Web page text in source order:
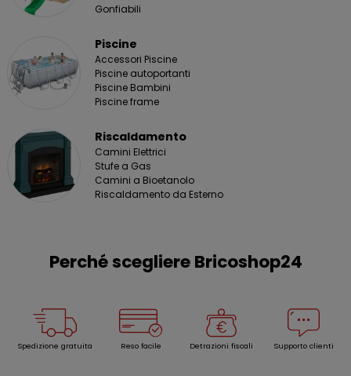
Gonfiabili
Piscine
Accessori Piscine
Piscine autoportanti
Piscine Bambini
Piscine frame
Riscaldamento
Camini Elettrici
Stufe a Gas
Camini a Bioetanolo
Riscaldamento da Esterno
Perché scegliere Bricoshop24
Spedizione gratuita Reso facile Detrazioni fiscali Supporto clienti